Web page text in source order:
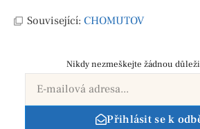
Související: CHOMUTOV
Nikdy nezmeškejte žádnou
Přihlásit se k